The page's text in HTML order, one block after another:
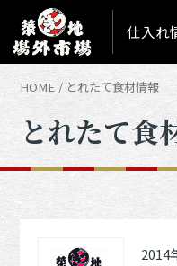
仕入れ
HOME とれたて食材情報
とれたて食
2014